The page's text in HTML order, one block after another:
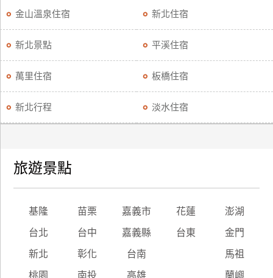
金山溫泉住宿 新北住宿
新北景點 平溪住宿
萬里住宿 板橋住宿
新北行程 淡水住宿
旅遊景點
基隆 苗栗 嘉義市 花蓮 澎湖
台北 台中 嘉義縣 台東 金門
新北 彰化 台南 馬祖
桃園 南投 高雄 蘭嶼